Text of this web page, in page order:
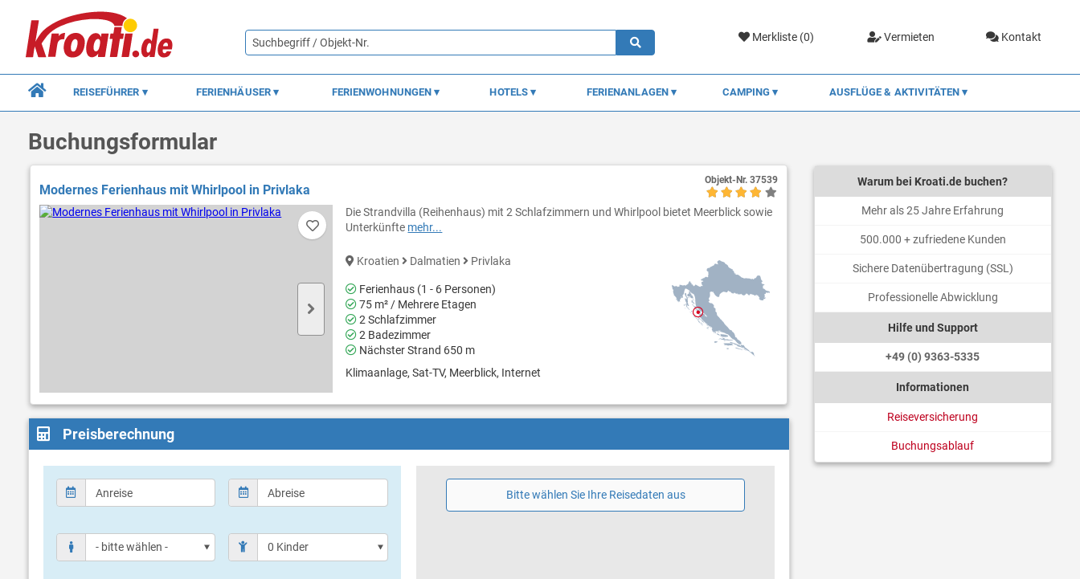
Merkliste (0) Vermieten Kontakt
REISEFÜHRER FERIENHÄUSER FERIENWOHNUNGEN HOTELS FERIENANLAGEN CAMPING AUSFLÜGE & AKTIVITÄTEN
Buchungsformular
Modernes Ferienhaus mit Whirlpool in Privlaka
Die Strandvilla (Reihenhaus) mit 2 Schlafzimmern und Whirlpool bietet Meerblick sowie
Unterkünfte mehr...
Kroatien Dalmatien Privlaka
Ferienhaus (1 - 6 Personen)
75 m² / Mehrere Etagen
2 Schlafzimmer
2 Badezimmer
Nächster Strand 650 m
Klimaanlage, Sat-TV, Meerblick, Internet
Objekt-Nr.37539
Preisberechnung
Bitte wählen Sie Ihre Reisedaten aus
Warum bei Kroati.de buchen?
Mehr als 25 Jahre Erfahrung
500.000 + zufriedene Kunden
Sichere Datenübertragung (SSL)
Professionelle Abwicklung
Hilfe und Support
+49 (0) 9363-5335
Informationen
Reiseversicherung
Buchungsablauf